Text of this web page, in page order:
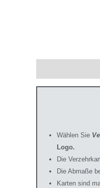
Wählen Sie
Logo.
Die
Die Abmaße
Karten sind